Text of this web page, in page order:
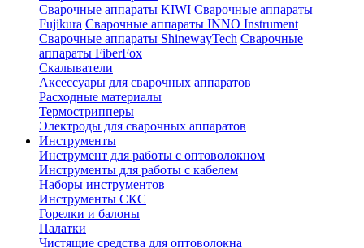
Сварочные аппараты KIWI Сварочные аппараты
Fujikura Сварочные аппараты INNO Instrument
Сварочные аппараты ShinewayTech Cварочные
аппараты FiberFox
Скалыватели
Аксессуары для сварочных аппаратов
Расходные материалы
Термострипперы
Электроды для сварочных аппаратов
Инструменты
Инструмент для работы с оптоволокном
Инструменты для работы с кабелем
Наборы инструментов
Инструменты СКС
Горелки и балоны
Палатки
Чистящие средства для оптоволокна